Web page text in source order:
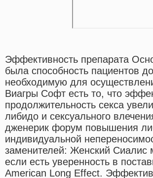
Эффективность препарата
была способность пациентов
необходимую для
Виагры Софт есть то, что
продолжительность секса
либидо и сексуального
дженерик форум повышения
индивидуальной
заменителей: Женский Сиалис
если есть уверенность в
American Long Effect.